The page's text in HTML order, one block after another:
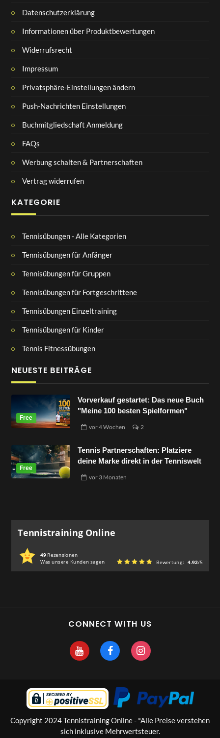
Datenschutzerklärung
Informationen über Produktbewertungen
Widerrufsrecht
Impressum
Privatsphäre-Einstellungen ändern
Push-Nachrichten Einstellungen
Buchmitgliedschaft Anmeldung
FAQs
Werbung schalten & Partnerschaften
Vertrag widerrufen
KATEGORIE
Tennisübungen - Alle Kategorien
Tennisübungen für Anfänger
Tennisübungen für Gruppen
Tennisübungen für Fortgeschrittene
Tennisübungen Einzeltraining
Tennisübungen für Kinder
Tennis Fitnessübungen
NEUESTE BEITRÄGE
Vorverkauf gestartet: Das neue Buch
"Meine 100 besten Spielformen"
vor4 Wochen 2
Tennis Partnerschaften: Platziere
deine Marke direkt in der Tenniswelt
vor 3 Monaten
Tennistraining Online
49Rezensionen
Was unsere Kunden sagen
Bewertung: 4.92/5
CONNECT WITH US
Copyright 2024 Tennistraining Online - *Alle Preise verstehen
sich inklusive Mehrwertsteuer.